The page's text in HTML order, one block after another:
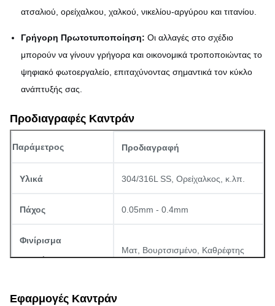
ατσαλιού, ορείχαλκου, χαλκού, νικελίου-αργύρου και τιτανίου.
Γρήγορη Πρωτοτυποποίηση: Οι αλλαγές στο σχέδιο
μπορούν να γίνουν γρήγορα και οικονομικά τροποποιώντας το
ψηφιακό φωτοεργαλείο, επιταχύνοντας σημαντικά τον κύκλο
ανάπτυξής σας.
Προδιαγραφές Καντράν
Παράμετρος Προδιαγραφή
Υλικά 304/316L SS, Ορείχαλκος, κ.λπ.
Πάχος 0.05mm - 0.4mm
Φινίρισμα
Επιφάνειας
Ματ, Βουρτσισμένο, Καθρέφτης
Εφαρμογές Καντράν